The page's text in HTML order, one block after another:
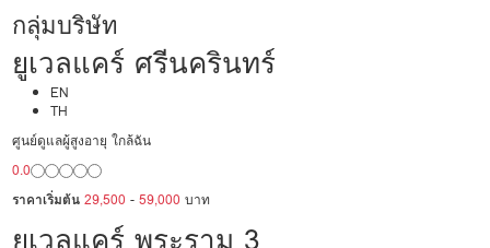
กลุ่มบริษัท
ยูเวลแคร์ ศรีนครินทร์
EN
TH
ศูนย์ดูแลผู้สูงอายุ ใกล้ฉัน
0.0
ราคาเริ่มต้น 29,500 -59,000 บาท